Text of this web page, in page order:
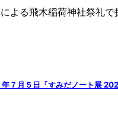
よる飛木稲荷神社祭礼
年７月５日「すみだノート展